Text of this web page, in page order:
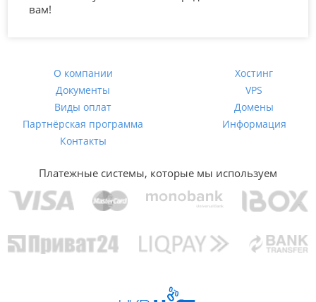
вам!
О компании
Документы
Виды оплат
Партнёрская программа
Контакты
Хостинг
VPS
Домены
Информация
Платежные системы, которые мы используем